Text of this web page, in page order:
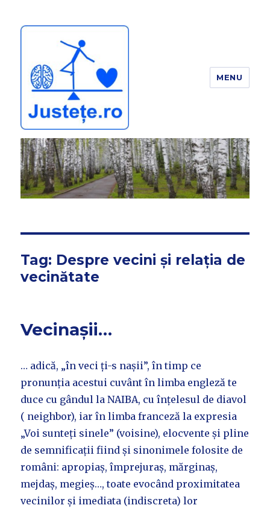
JUSTEȚE
MENU
Tag: Despre vecini și relația de
vecinătate
Vecinașii…
… adică, „în veci ți-s nașii”, în timp ce
pronunția acestui cuvânt în limba engleză te
duce cu gândul la NAIBA, cu înțelesul de diavol
( neighbor), iar în limba franceză la expresia
„Voi sunteți sinele” (voisine), elocvente și pline
de semnificații fiind și sinonimele folosite de
români: apropiaș, împrejuraș, mărginaș,
mejdaș, megieș…, toate evocând proximitatea
vecinilor și imediata (indiscreta) lor